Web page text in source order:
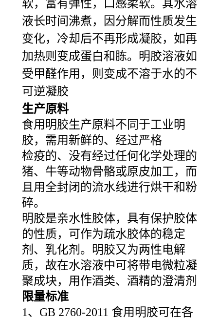
软，富有弹性，口感柔软。其水溶
液长时间沸煮，因分解而性质发生
变化，冷却后不再形成凝胶，如再
加热则变成蛋白和胨。明胶溶液如
受甲醛作用，则变成不溶于水的不
可逆凝胶
生产原料
食用明胶生产原料不同于工业明
胶，需用新鲜的、经过严格
检疫的、没有经过任何化学处理的
猪、牛等动物骨骼或原皮加工，而
且用全封闭的流水线进行烘干和粉
碎。
明胶是亲水性胶体，具有保护胶体
的性质，可作为疏水胶体的稳定
剂、乳化剂。明胶又为两性电解
质，故在水溶液中可将带电微粒凝
聚成块，用作酒类、酒精的澄清剂
限量标准
1、GB 2760-2011 食用明胶可在各